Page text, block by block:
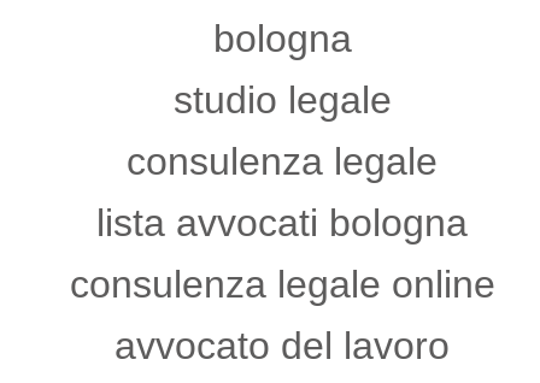
bologna
studio legale
consulenza legale
lista avvocati bologna
consulenza legale online
avvocato del lavoro